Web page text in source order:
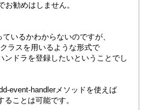
お勧めはしません。
いるかわからないのですが、
ラスを用いるような形式で
ンドラを登録したいということでし
event-handlerメソッドを使えば
ことは可能です。